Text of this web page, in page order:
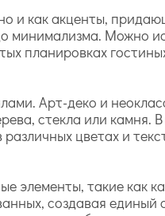
и как акценты,
Можно
планировках
Арт-деко и
стекла или камня.
цветах и
элементы, такие как
создавая единый